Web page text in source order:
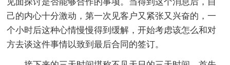
见面探讨是否能够合作的事项。当得到这个消息后，自
己的内心十分激动，第一次见客户又紧张又兴奋的，一
个小时后这种心情慢慢得到缓解，开始考虑该怎么和对
方去谈这件事情以致到最后合同的签订。